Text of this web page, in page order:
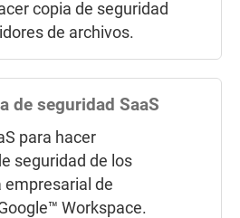
copia de seguridad
de archivos.
de seguridad SaaS
para hacer
seguridad de los
empresarial de
Workspace.
con el
objetos en la nube
de seguridad de los
nube.